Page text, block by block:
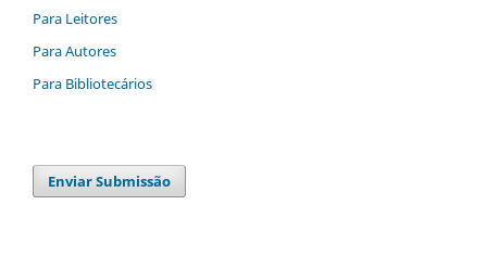
Para Leitores
Para Autores
Para Bibliotecários
Enviar Submissão